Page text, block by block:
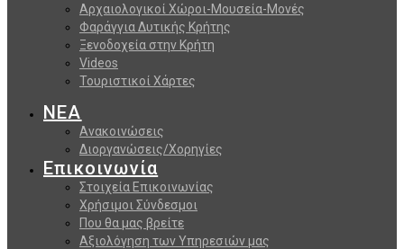
Αρχαιολογικοί Χώροι-Μουσεία-Μονές
Φαράγγια Δυτικής Κρήτης
Ξενοδοχεία στην Κρήτη
Videos
Τουριστικοί Χάρτες
ΝΕΑ
Ανακοινώσεις
Διοργανώσεις/Χορηγίες
Επικοινωνία
Στοιχεία Επικοινωνίας
Χρήσιμοι Σύνδεσμοι
Που θα μας βρείτε
Αξιολόγηση των Υπηρεσιών μας